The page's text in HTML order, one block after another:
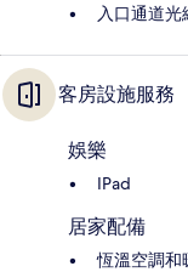
入口通道光
客房設施服務
娛樂
IPad
居家配備
恆溫空調和